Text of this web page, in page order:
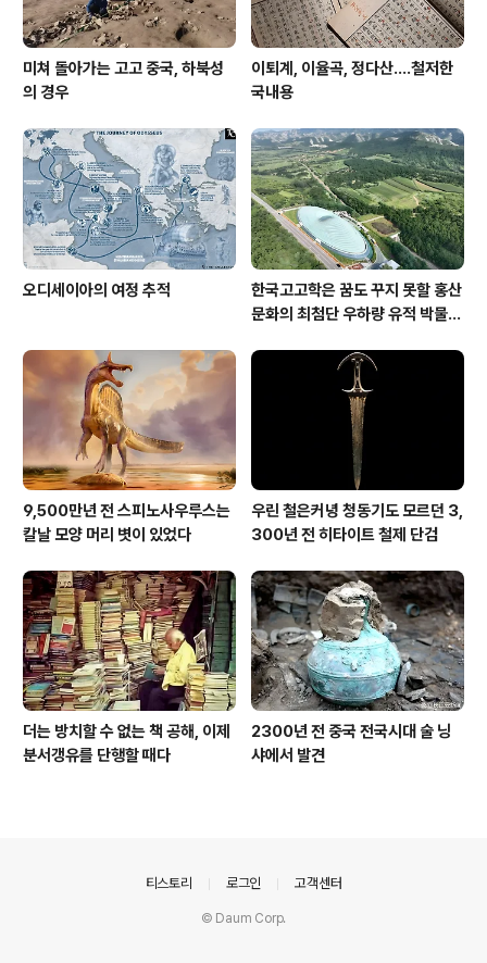
미쳐 돌아가는 고고 중국, 하북성
의 경우
이퇴계, 이율곡, 정다산....철저한
국내용
오디세이아의 여정 추적
한국고고학은 꿈도 꾸지 못할 홍산
문화의 최첨단 우하량 유적 박물관
9,500만년 전 스피노사우루스는
칼날 모양 머리 볏이 있었다
우린 철은커녕 청동기도 모르던 3,
300년 전 히타이트 철제 단검
더는 방치할 수 없는 책 공해, 이제
분서갱유를 단행할 때다
2300년 전 중국 전국시대 술 닝
샤에서 발견
티스토리 로그인 고객센터
© Daum Corp.